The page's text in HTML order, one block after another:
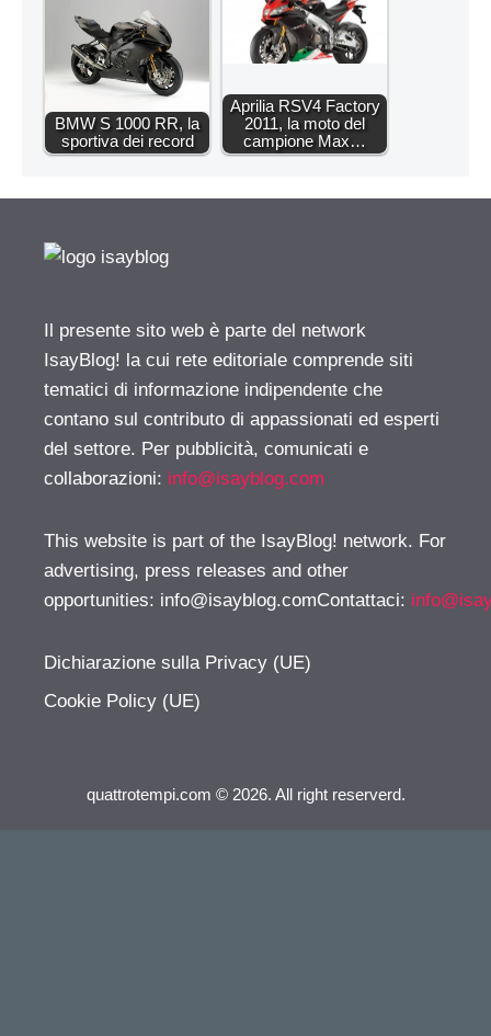
BMW S 1000 RR, la
sportiva dei record
Aprilia RSV4 Factory
2011, la moto del
campione Max…
Il presente sito web è parte del network
IsayBlog! la cui rete editoriale comprende siti
tematici di informazione indipendente che
contano sul contributo di appassionati ed esperti
del settore. Per pubblicità, comunicati e
collaborazioni: info@isayblog.com
This website is part of the IsayBlog! network. For
advertising, press releases and other
opportunities: info@isayblog.comContattaci:
Dichiarazione sulla Privacy (UE)
Cookie Policy (UE)
quattrotempi.com © 2026. All right reserverd.